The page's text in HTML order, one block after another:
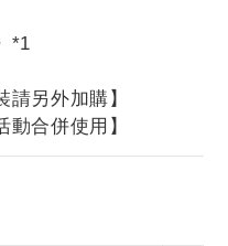
*1
請另外加購】
動合併使用】